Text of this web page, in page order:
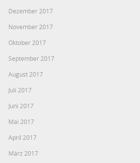
Dezember 2017
November 2017
Oktober 2017
September 2017
August 2017
Juli 2017
Juni 2017
Mai 2017
April 2017
März 2017